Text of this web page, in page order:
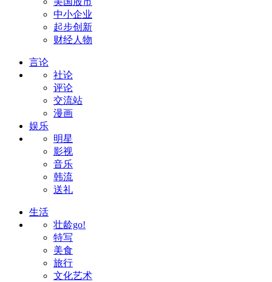
中小企业
起步创新
财经人物
言论
社论
评论
交流站
漫画
娱乐
明星
影视
音乐
韩流
送礼
生活
壮龄go!
特写
美食
旅行
文化艺术